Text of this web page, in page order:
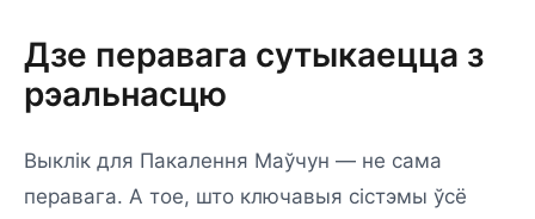
Дзе перавага сутыкаецца з
рэальнасцю
Выклік для Пакалення Маўчун — не сама
перавага. А тое, што ключавыя сістэмы ўсё